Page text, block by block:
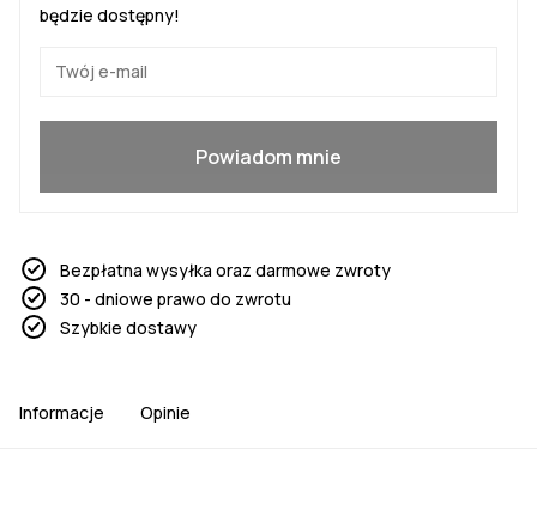
będzie dostępny!
Powiadom mnie
Bezpłatna wysyłka oraz darmowe zwroty
30 - dniowe prawo do zwrotu
Szybkie dostawy
Informacje Opinie